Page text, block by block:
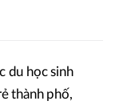
du học sinh
thành phố,